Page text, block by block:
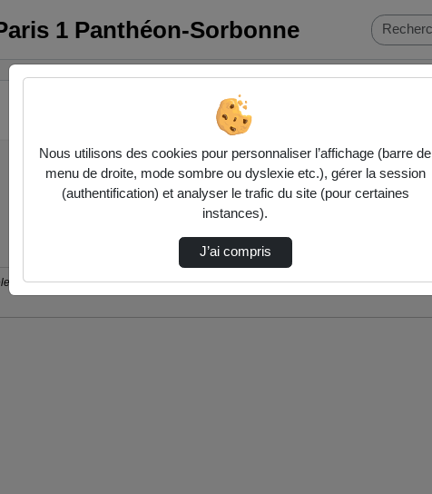
1 Panthéon-Sorbonne
ci-dessous. Consultez les options pour ajuster les résultats.
Nous utilisons des cookies pour personnaliser l’affichage (barre de
menu de droite, mode sombre ou dyslexie etc.), gérer la session
(authentification) et analyser le trafic du site (pour certaines
instances).
J’ai compris